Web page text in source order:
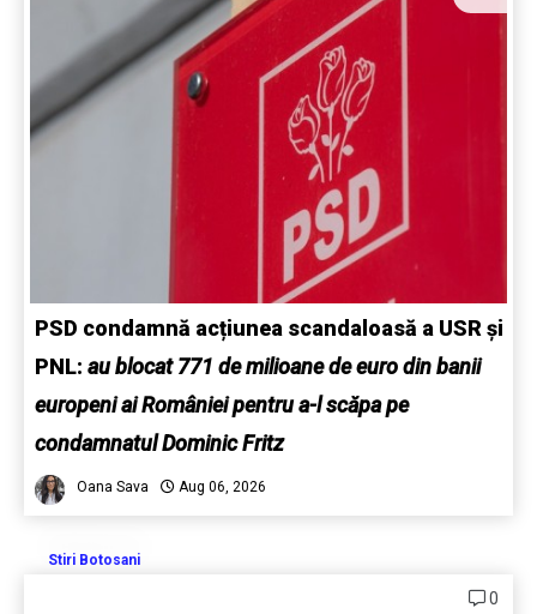
PSD condamnă acțiunea scandaloasă a USR și
PNL: au blocat 771 de milioane de euro din banii
europeni ai României pentru a-l scăpa pe
condamnatul Dominic Fritz
Oana Sava Aug 06, 2026
Stiri Botosani
0